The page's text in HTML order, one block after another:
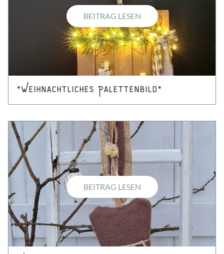
*Weihnachtliches Palettenbild*
BEITRAG LESEN
BEITRAG LESEN